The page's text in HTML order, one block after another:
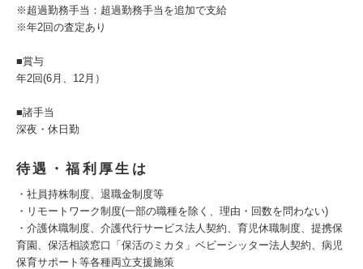
※超過勤務手当：超過勤務手当を追加で支給
※年2回の査定あり
■賞与
年2回(6月、12月）
■諸手当
深夜・休日勤
待遇・福利厚生は
・社員持株制度、退職金制度等
・リモートワーク制度(一部の職種を除く、理由・回数を問わない)
・介護休職制度、介護代行サービス法人契約、育児休職制度、提携保
育園、保活相談窓口「保活のミカタ」ベビーシッター法人契約、病児
保育サポート等各種両立支援施策